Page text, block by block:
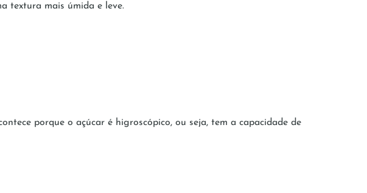
textura mais úmida e leve.
porque o açúcar é higroscópico, ou seja, tem a capacidade de